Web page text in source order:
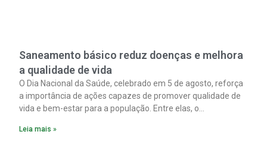
Saneamento básico reduz doenças e melhora
a qualidade de vida
O Dia Nacional da Saúde, celebrado em 5 de agosto, reforça
a importância de ações capazes de promover qualidade de
vida e bem-estar para a população. Entre elas, o
serviços de coleta e tratamento de esgoto contribui
Leia mais »